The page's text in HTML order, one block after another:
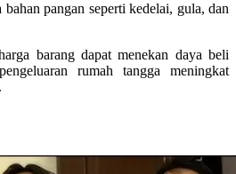
pangan seperti kedelai, gula, dan
barang dapat menekan daya beli
rumah tangga meningkat